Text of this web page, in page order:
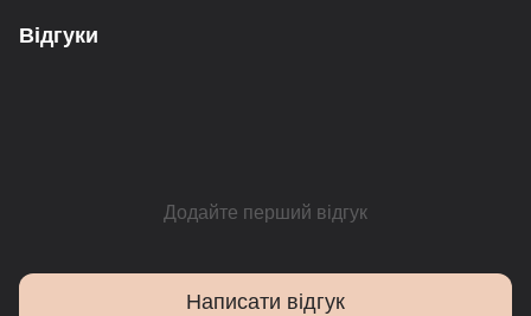
Відгуки
Додайте перший відгук
Написати відгук